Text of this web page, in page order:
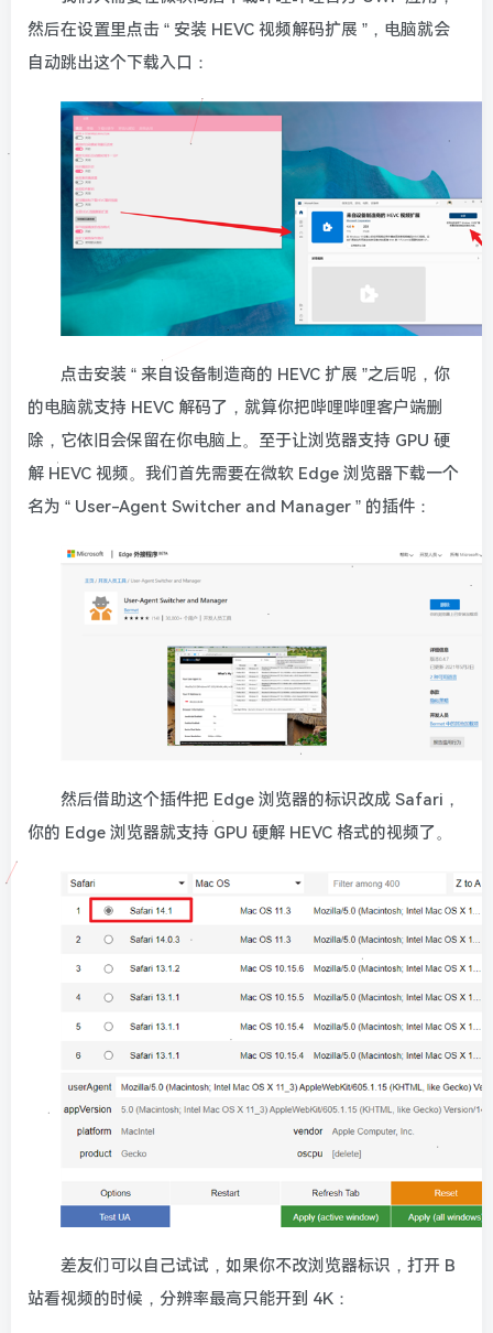
然后在设置里点击 “ 安装 HEVC 视频解码扩展 ”，电脑就会
自动跳出这个下载入口：
点击安装 “ 来自设备制造商的 HEVC 扩展 ”之后呢，你
的电脑就支持 HEVC 解码了，就算你把哔哩哔哩客户端删
除，它依旧会保留在你电脑上。至于让浏览器支持 GPU 硬
解 HEVC 视频。我们首先需要在微软 Edge 浏览器下载一个
名为 “ User-Agent Switcher and Manager ” 的插件：
然后借助这个插件把 Edge 浏览器的标识改成 Safari，
你的 Edge 浏览器就支持 GPU 硬解 HEVC 格式的视频了。
差友们可以自己试试，如果你不改浏览器标识，打开 B
站看视频的时候，分辨率最高只能开到 4K：